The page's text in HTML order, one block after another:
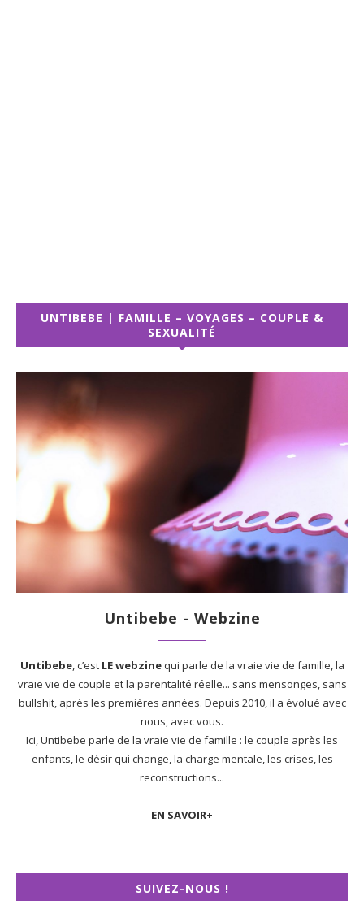
UNTIBEBE | FAMILLE – VOYAGES – COUPLE &
SEXUALITÉ
Untibebe - Webzine
Untibebe, c’est LE webzinequi parle de la vraie vie de famille, la
vraie vie de couple et la parentalité réelle... sans mensonges, sans
bullshit, après les premières années. Depuis 2010, il a évolué avec
nous, avec vous.
Ici, Untibebe parle de la vraie vie de famille : le couple après les
enfants, le désir qui change, la charge mentale, les crises, les
reconstructions...
EN SAVOIR+
SUIVEZ-NOUS !